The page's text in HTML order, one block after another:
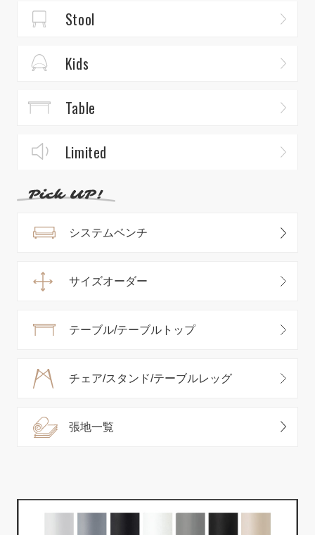
Stool
Kids
Table
Limited
システムベンチ
サイズオーダー
テーブル/テーブルトップ
チェア/スタンド/テーブルレッグ
張地一覧